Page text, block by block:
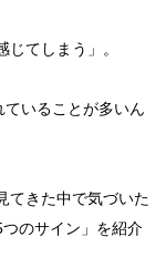
てしまう」。
ていることが多いん
てきた中で気づいた
つのサイン」を紹介